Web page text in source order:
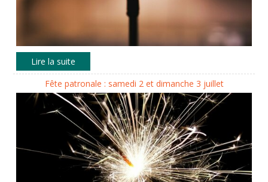
Fête patronale : samedi 2 et dimanche 3 juillet